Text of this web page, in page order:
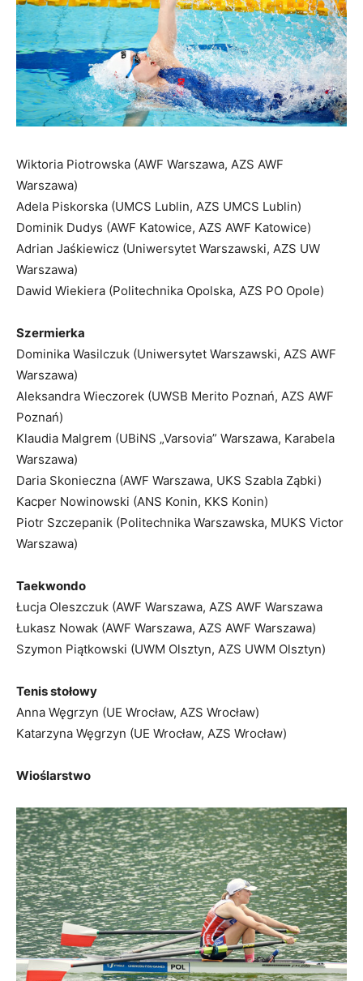
Wiktoria Piotrowska (AWF Warszawa, AZS AWF
Warszawa)
Adela Piskorska (UMCS Lublin, AZS UMCS Lublin)
Dominik Dudys (AWF Katowice, AZS AWF Katowice)
Adrian Jaśkiewicz (Uniwersytet Warszawski, AZS UW
Warszawa)
Dawid Wiekiera (Politechnika Opolska, AZS PO Opole)
Szermierka
Dominika Wasilczuk (Uniwersytet Warszawski, AZS AWF
Warszawa)
Aleksandra Wieczorek (UWSB Merito Poznań, AZS AWF
Poznań)
Klaudia Malgrem (UBiNS „Varsovia” Warszawa, Karabela
Warszawa)
Daria Skonieczna (AWF Warszawa, UKS Szabla Ząbki)
Kacper Nowinowski (ANS Konin, KKS Konin)
Piotr Szczepanik (Politechnika Warszawska, MUKS Victor
Warszawa)
Taekwondo
Łucja Oleszczuk (AWF Warszawa, AZS AWF Warszawa
Łukasz Nowak (AWF Warszawa, AZS AWF Warszawa)
Szymon Piątkowski (UWM Olsztyn, AZS UWM Olsztyn)
Tenis stołowy
Anna Węgrzyn (UE Wrocław, AZS Wrocław)
Katarzyna Węgrzyn (UE Wrocław, AZS Wrocław)
Wioślarstwo